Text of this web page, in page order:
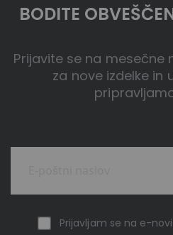
BODITE
Prijavite se na mesečne
za nove izdelke in
Prijavljam se na e-